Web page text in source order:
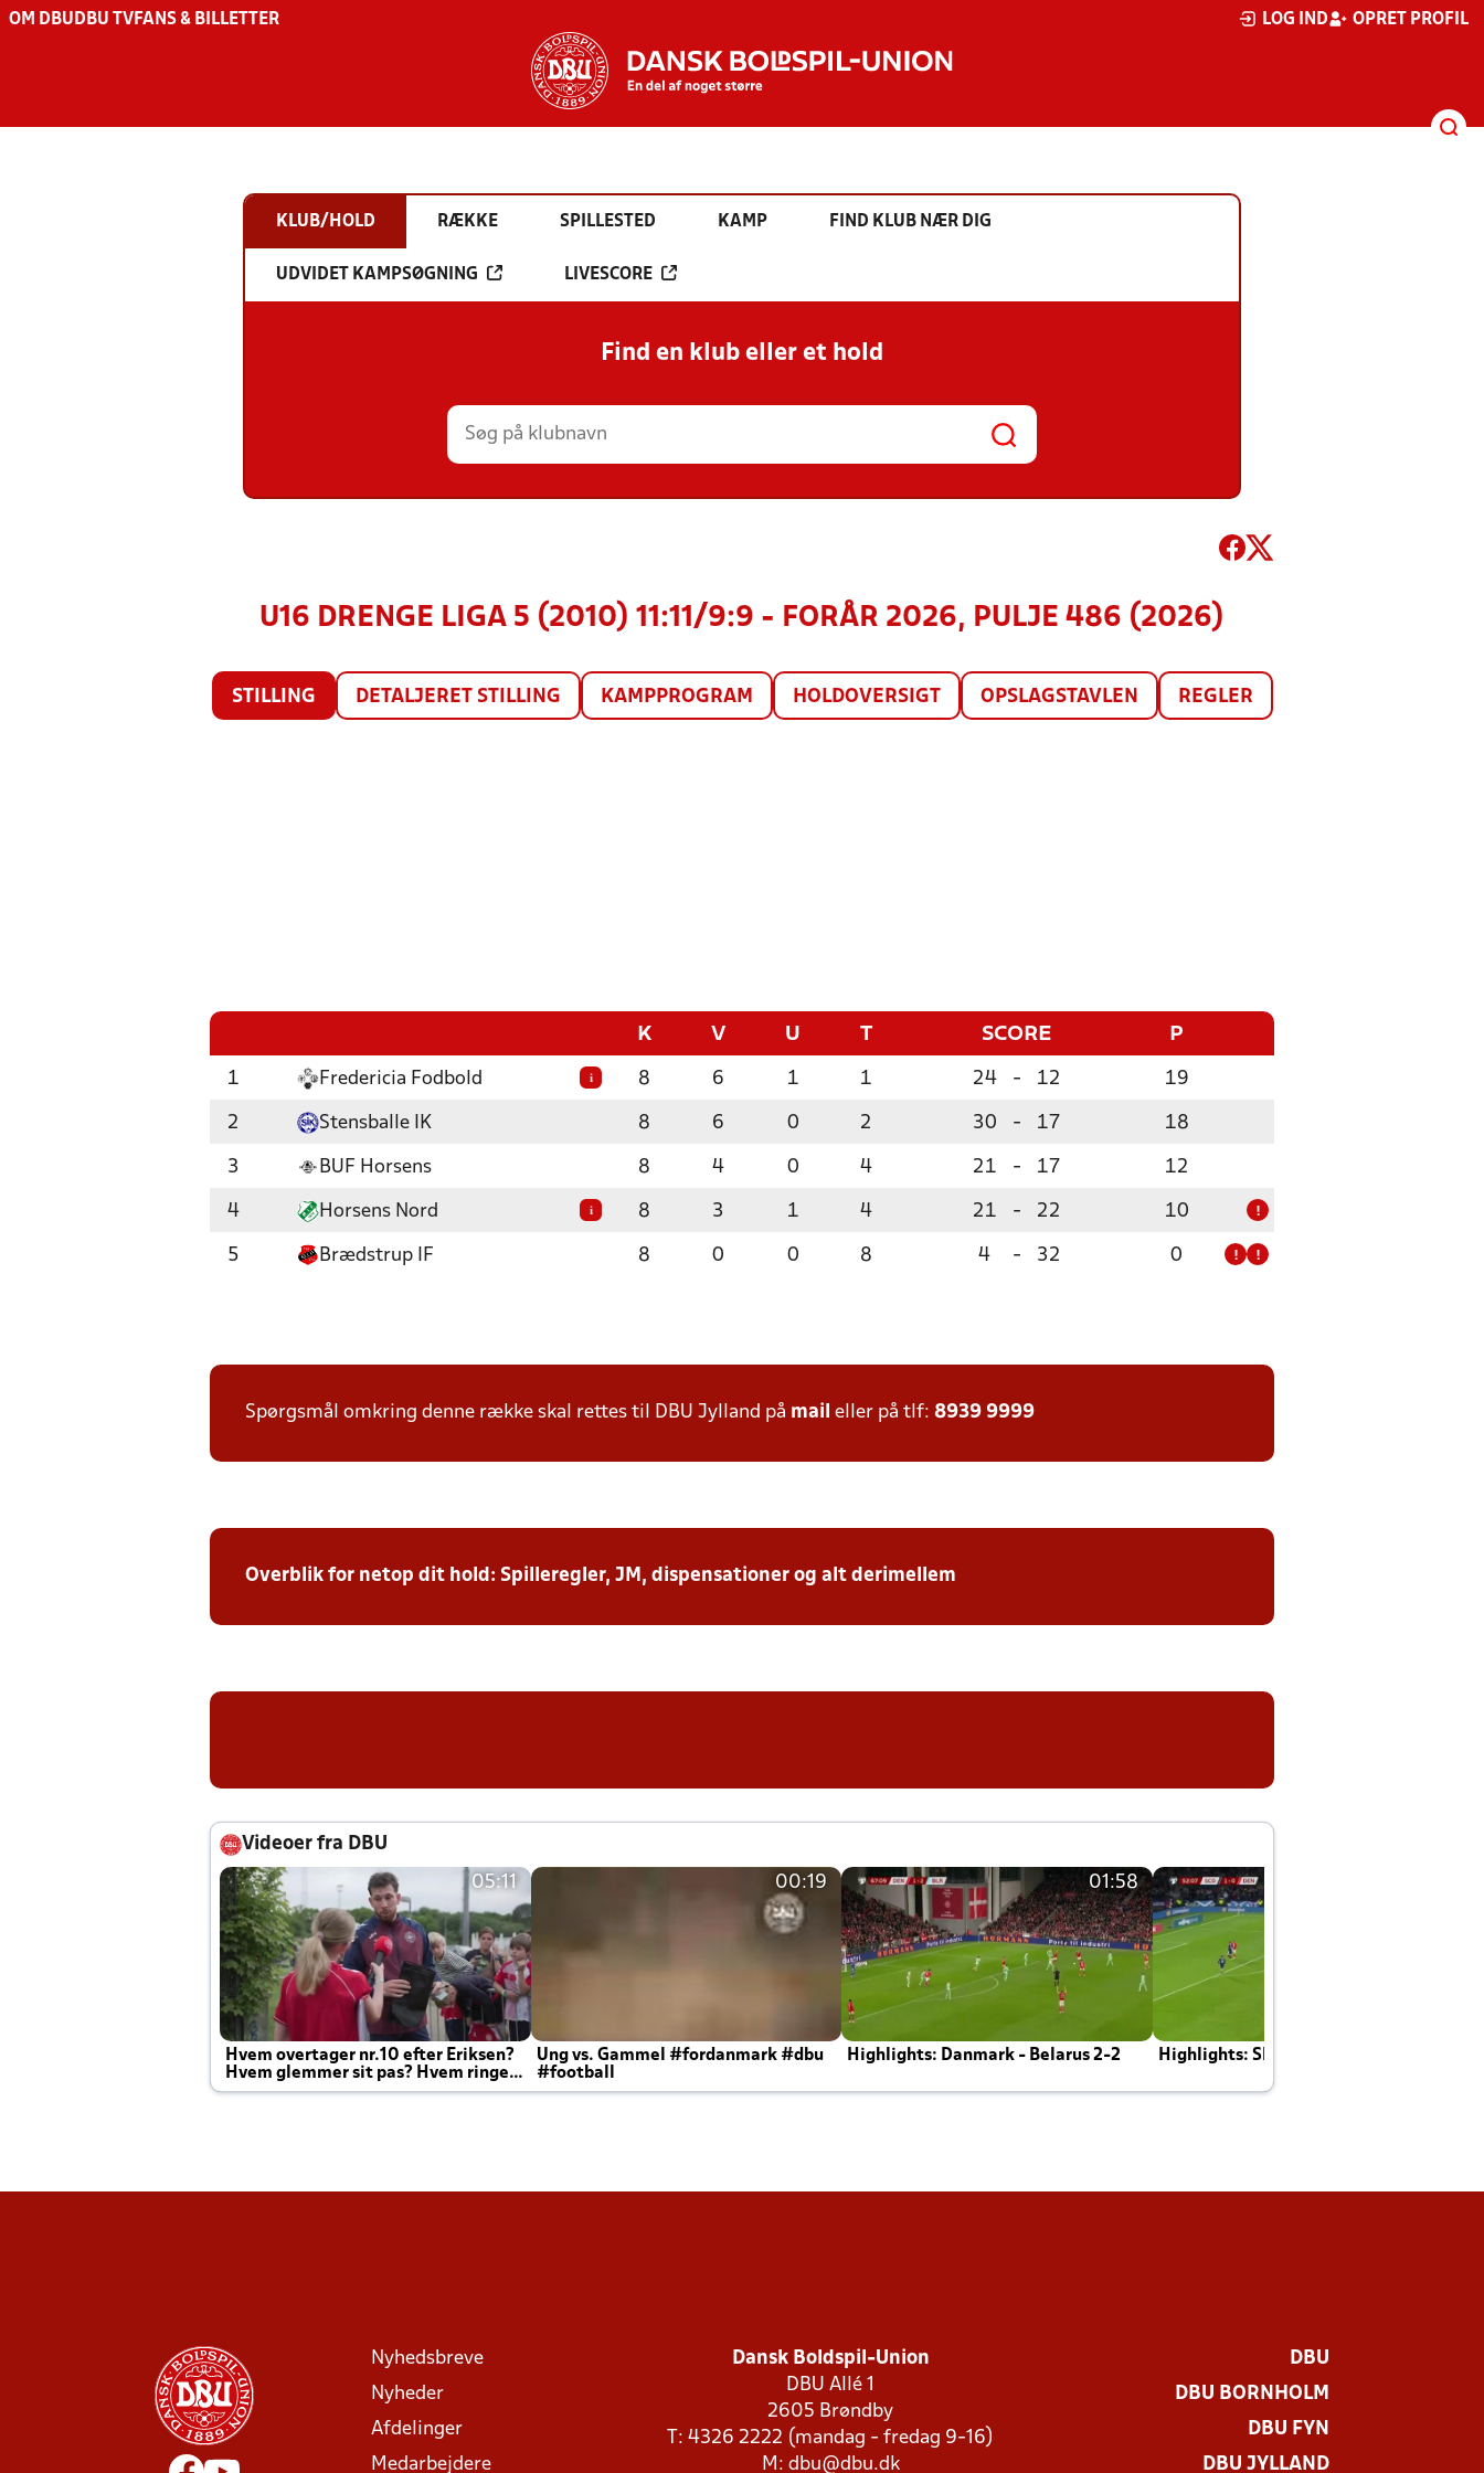
OM DBU DBU TV FANS & BILLETTER LOG IND OPRET PROFIL
KLUB/HOLD RÆKKE SPILLESTED KAMP FIND KLUB NÆR DIG
UDVIDET KAMPSØGNING LIVESCORE
Find en klub eller et hold
U16 DRENGE LIGA 5 (2010) 11:11/9:9 - FORÅR 2026, PULJE 486 (2026)
STILLING DETALJERET STILLING KAMPPROGRAM HOLDOVERSIGT OPSLAGSTAVLEN REGLER
K V U T SCORE P
1 Fredericia Fodbold i 8 6 1 1 24 - 12 19
2 Stensballe IK 8 6 0 2 30 - 17 18
3 BUF Horsens 8 4 0 4 21 - 17 12
4 Horsens Nord i 8 3 1 4 21 - 22 10 !
5 Brædstrup IF 8 0 0 8 4 - 32 0 ! !
Spørgsmål omkring denne række skal rettes til DBU Jylland på mail eller på tlf: 8939 9999
Overblik for netop dit hold: Spilleregler, JM, dispensationer og alt derimellem
Videoer fra DBU
05:11
Hvem overtager nr.10 efter Eriksen?
Hvem glemmer sit pas? Hvem ringer
Joachim altid til efter kampe?
00:19
Ung vs. Gammel #fordanmark #dbu
#football
01:58
Highlights: Danmark - Belarus 2-2 Highlights: Skotland - Danmark 4-2
Nyhedsbreve
Nyheder
Afdelinger
Medarbejdere
Dansk Boldspil-Union
DBU Allé 1
2605 Brøndby
T: 4326 2222 (mandag - fredag 9-16)
M: dbu@dbu.dk
DBU
DBU BORNHOLM
DBU FYN
DBU JYLLAND